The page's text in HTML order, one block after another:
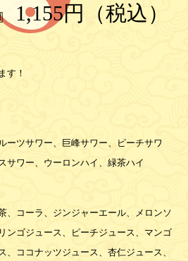
1,155円（税込）
す！
ーツサワー、巨峰サワー、ピーチサワ
サワー、ウーロンハイ、緑茶ハイ
、コーラ、ジンジャーエール、メロンソ
ンゴジュース、ピーチジュース、マンゴ
、ココナッツジュース、杏仁ジュース、